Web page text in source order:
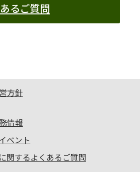
るご質問
方針
情報
ベント
関するよくあるご質問